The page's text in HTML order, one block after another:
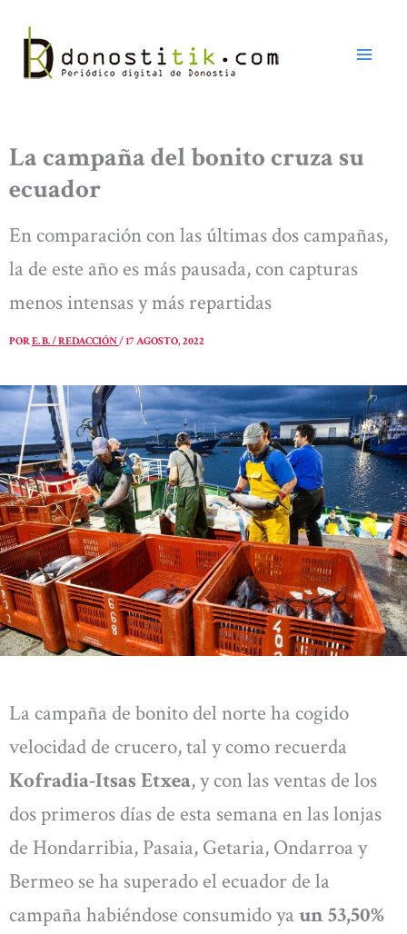
contenido
La campaña del bonito cruza su
ecuador
En comparación con las últimas dos campañas,
la de este año es más pausada, con capturas
menos intensas y más repartidas
PORE. B. / REDACCIÓN/17 AGOSTO, 2022
La campaña de bonito del norte ha cogido
velocidad de crucero, tal y como recuerda
Kofradia-Itsas Etxea, y con las ventas de los
dos primeros días de esta semana en las lonjas
de Hondarribia, Pasaia, Getaria, Ondarroa y
Bermeo se ha superado el ecuador de la
campaña habiéndose consumido ya un 53,50%